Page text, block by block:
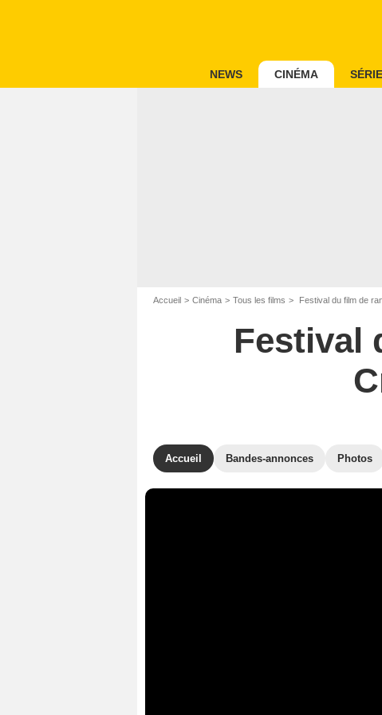
NEWS CINÉMA
Accueil Cinéma Tous les films Festival du film de
Festival
Accueil Bandes-annonces Photos